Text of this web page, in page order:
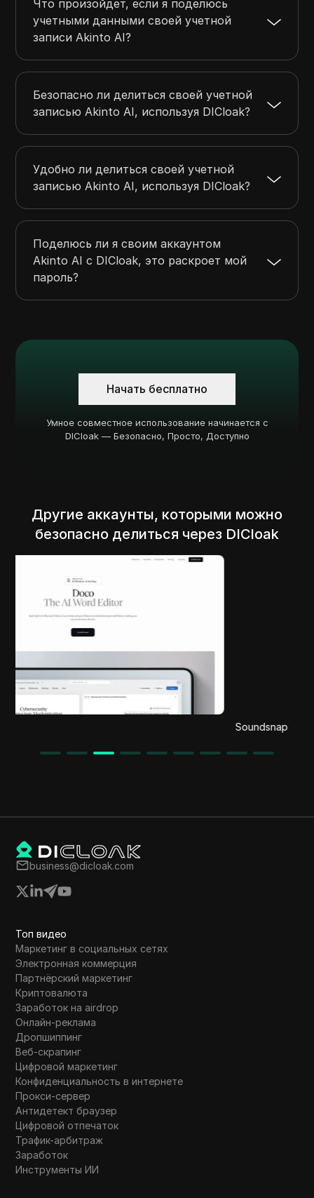
Что произойдет, если я поделюсь
учетными данными своей учетной
записи Akinto AI?
Безопасно ли делиться своей учетной
записью Akinto AI, используя DICloak?
Удобно ли делиться своей учетной
записью Akinto AI, используя DICloak?
Поделюсь ли я своим аккаунтом
Akinto AI с DICloak, это раскроет мой
пароль?
Начать бесплатно
Умное совместное использование начинается с
DICloak — Безопасно, Просто, Доступно
Другие аккаунты, которыми можно
безопасно делиться через DICloak
business@dicloak.com
Топ видео
Маркетинг в социальных сетях
Электронная коммерция
Партнёрский маркетинг
Криптовалюта
Заработок на airdrop
Онлайн-реклама
Дропшиппинг
Веб-скрапинг
Цифровой маркетинг
Конфиденциальность в интернете
Прокси-сервер
Антидетект браузер
Цифровой отпечаток
Трафик-арбитраж
Заработок
Инструменты ИИ